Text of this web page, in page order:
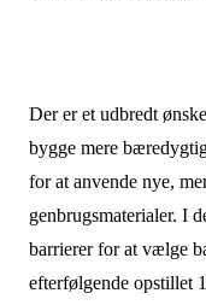
Der er et udbredt
bygge mere
for at anvende nye,
genbrugsmaterialer. I
barrierer for at vælge
efterfølgende opstillet